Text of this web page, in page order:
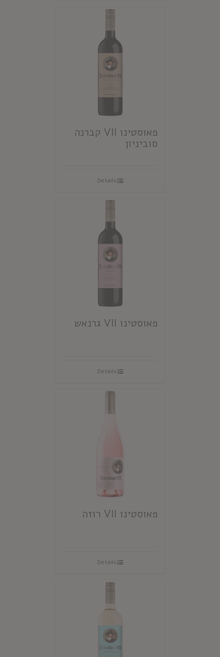
פאוסטינו VII קברנה
סוביניון
Details
פאוסטינו VII גרנאש
Details
פאוסטינו VII רוזה
Details